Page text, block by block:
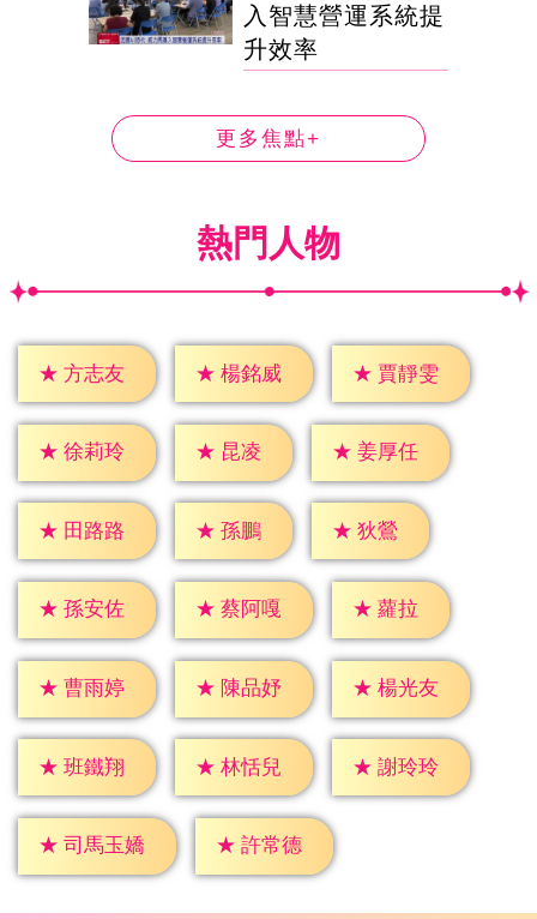
入智慧營運系統提
升效率
更多焦點+
熱門人物
★ 方志友 ★ 楊銘威 ★ 賈靜雯
★ 徐莉玲 ★ 昆凌 ★ 姜厚任
★ 田路路 ★ 孫鵬 ★ 狄鶯
★ 孫安佐 ★ 蔡阿嘎 ★ 蘿拉
★ 曹雨婷 ★ 陳品妤 ★ 楊光友
★ 班鐵翔 ★ 林恬兒 ★ 謝玲玲
★ 司馬玉嬌 ★ 許常德